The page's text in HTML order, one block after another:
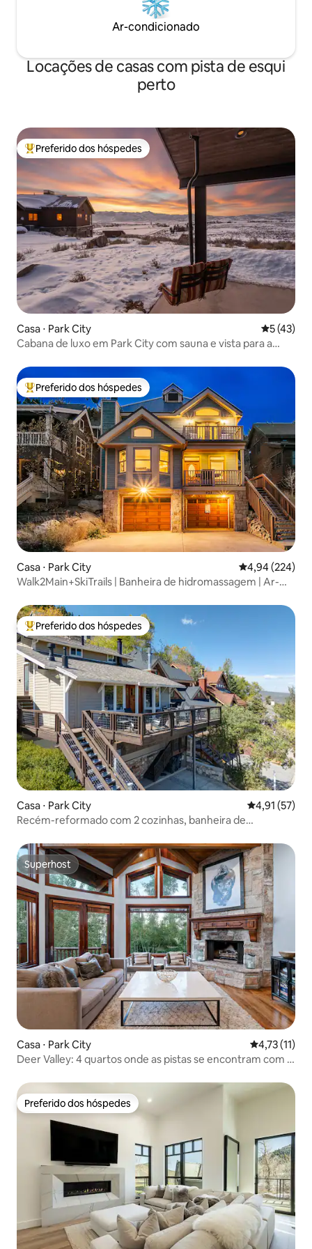
Ar-condicionado
Locações de casas com pista de esqui
perto
Entre os melhores preferidos dos hóspedes
Preferido dos hóspedes
Casa ⋅ Park City 5 de uma
5 (43)
Cabana de luxo em Park City com sauna e vista para a
Entre os melhores preferidos dos hóspedes
Preferido dos hóspedes
Casa ⋅ Park City 4,94 de uma
4,94 (224)
Walk2Main+SkiTrails | Banheira de hidromassagem | Ar-
Entre os melhores preferidos dos hóspedes
Preferido dos hóspedes
Casa ⋅ Park City 4,91 de uma
4,91 (57)
Recém-reformado com 2 cozinhas, banheira de
Superhost
Superhost
Casa ⋅ Park City 4,73 de uma
4,73 (11)
Deer Valley: 4 quartos onde as pistas se encontram com a
Preferido dos hóspedes
Preferido dos hóspedes